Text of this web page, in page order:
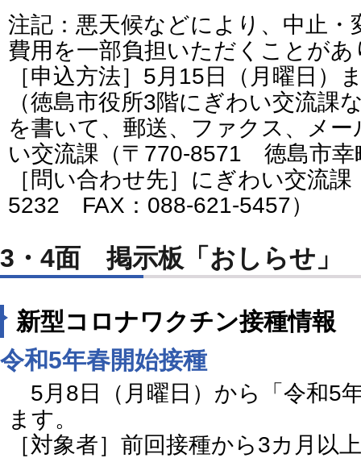
注記：悪天候などにより、中止
費用を一部負担いただくことがあ
［申込方法］5月15日（月曜日）
（徳島市役所3階にぎわい交流課
を書いて、郵送、ファクス、メ
い交流課（〒770-8571 徳島市幸
［問い合わせ先］にぎわい交流
5232 FAX：088-621-5457）
3・4面 掲示板「おしらせ」
新型コロナワクチン接種情報
令和5年春開始接種
5月8日（月曜日）から「令和5
ます。
［対象者］前回接種から3カ月以